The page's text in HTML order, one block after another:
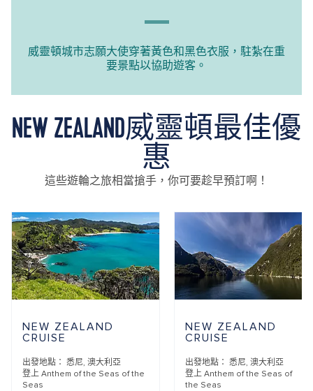
威靈頓城市志願大使穿著黃色和黑色衣服，駐紮在重
要景點以協助遊客。
NEW ZEALAND威靈頓最佳優
惠
這些遊輪之旅相當搶手，你可要趁早預訂啊！
NEW ZEALAND
CRUISE
出發地點： 悉尼, 澳大利亞
登上 Anthem of the Seas of the
Seas
NEW ZEALAND
CRUISE
出發地點： 悉尼, 澳大利亞
登上 Anthem of the Seas of
the Seas